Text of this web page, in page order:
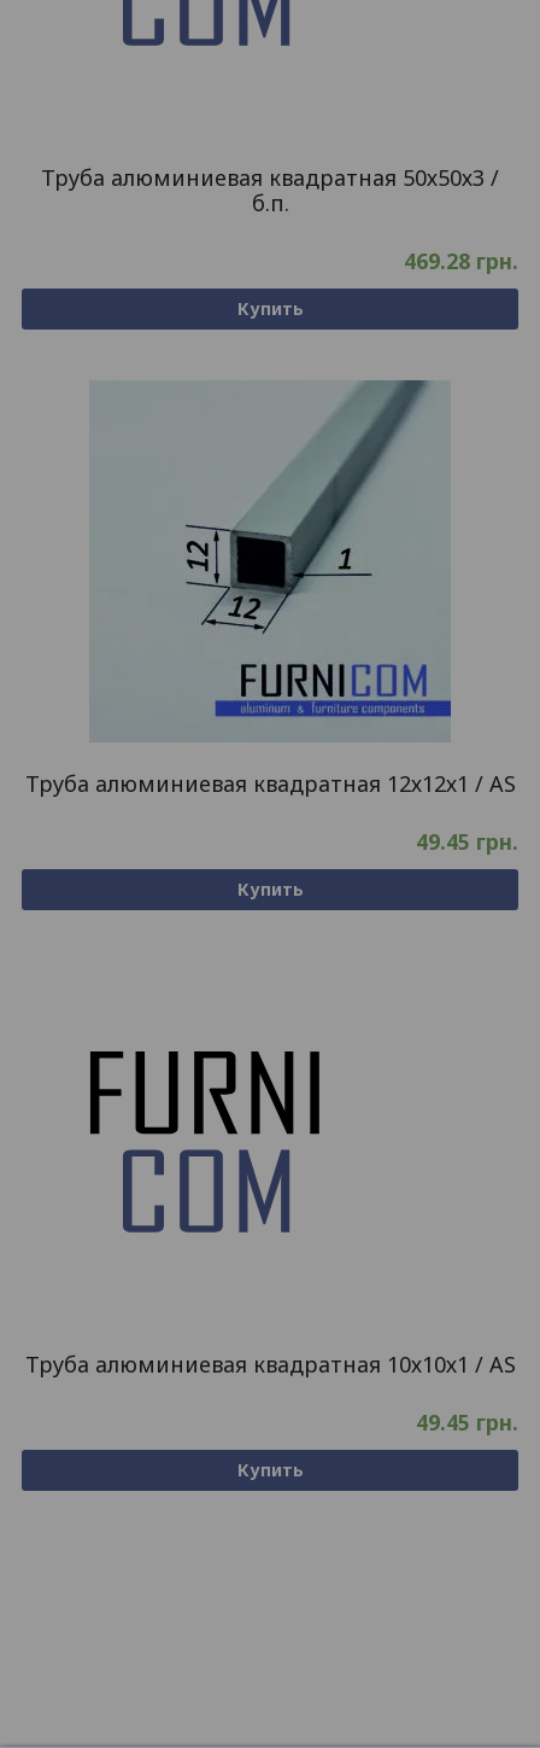
Труба алюминиевая квадратная 50х50х3 /
б.п.
469.28 грн.
Купить
Труба алюминиевая квадратная 12х12х1 / AS
49.45 грн.
Купить
Труба алюминиевая квадратная 10х10х1 / AS
49.45 грн.
Купить